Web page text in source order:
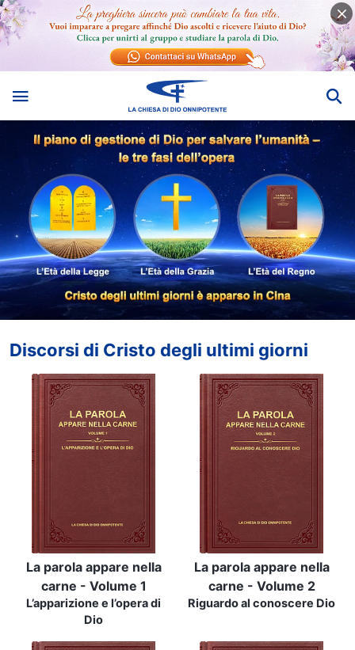
Discorsi di Cristo degli ultimi giorni
La parola appare nella
carne - Volume 1
L’apparizione e l’opera di
Dio
La parola appare nella
carne - Volume 2
Riguardo al conoscere Dio